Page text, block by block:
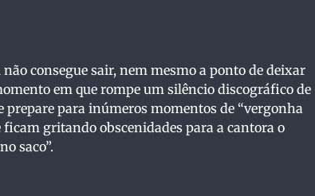
consegue sair, nem mesmo a ponto de deixar
em que rompe um silêncio discográfico de
prepare para inúmeros momentos de “vergonha
ficam gritando obscenidades para a cantora o
saco”.